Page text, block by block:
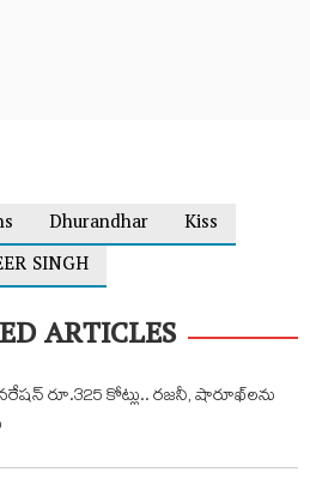
Dhurandhar
Kiss
SINGH
ARTICLES
రూ.325 కోట్లు.. రజనీ, షారూఖ్‌లను